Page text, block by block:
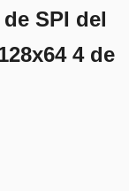
SPI del
4 de